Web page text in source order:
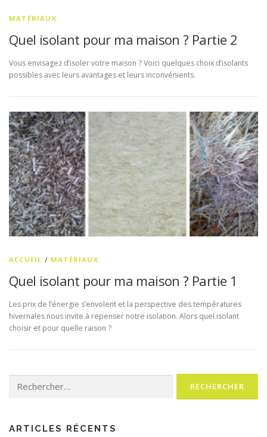
MATÉRIAUX
Quel isolant pour ma maison ? Partie 2
Vous envisagez d’isoler votre maison ? Voici quelques choix d’isolants
possibles avec leurs avantages et leurs inconvénients.
ACCUEIL / MATÉRIAUX
Quel isolant pour ma maison ? Partie 1
Les prix de l’énergie s’envolent et la perspective des températures
hivernales nous invite à repenser notre isolation. Alors quel isolant
choisir et pour quelle raison ?
ARTICLES RÉCENTS